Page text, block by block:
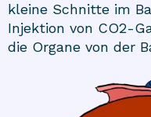
kleine Schnitte im
Injektion von CO2-
die Organe von der